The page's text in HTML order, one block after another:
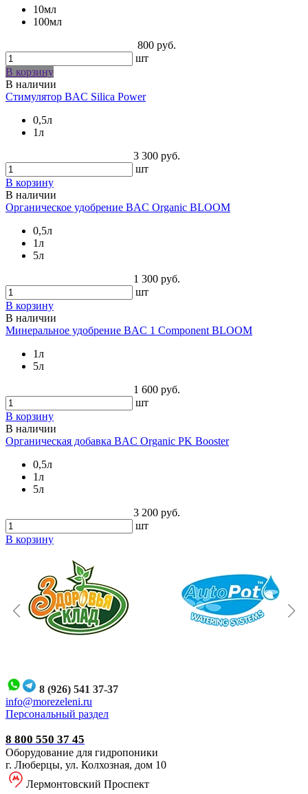
10мл
100мл
800 руб.
шт
В корзину
В наличии
Стимулятор BAC Silica Power
0,5л
1л
3 300 руб.
шт
В корзину
В наличии
Органическое удобрение BAC Organic BLOOM
0,5л
1л
5л
1 300 руб.
шт
В корзину
В наличии
Минеральное удобрение BAC 1 Component BLOOM
1л
5л
1 600 руб.
шт
В корзину
В наличии
Органическая добавка BAC Organic PK Booster
0,5л
1л
5л
3 200 руб.
шт
В корзину
8 (926) 541 37-37
info@morezeleni.ru
Персональный раздел
8 800 550 37 45
Оборудование для гидропоники
г. Люберцы, ул. Колхозная, дом 10
Лермонтовский Проспект